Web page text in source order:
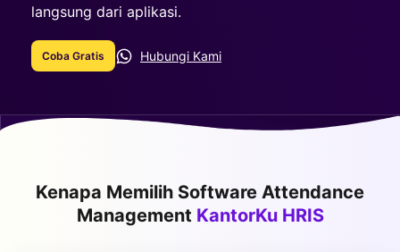
langsung dari aplikasi.
Coba Gratis Hubungi Kami
Kenapa Memilih Software Attendance
Management KantorKu HRIS